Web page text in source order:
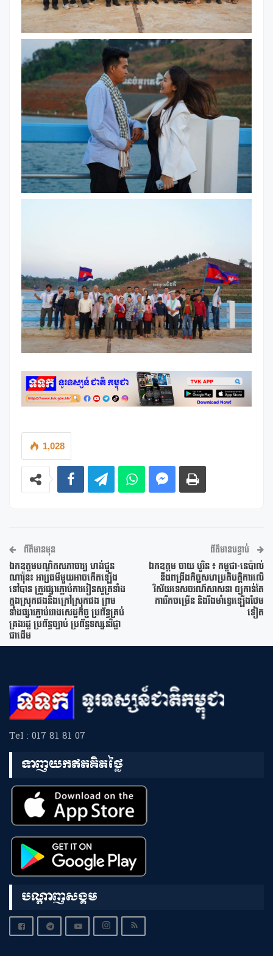
1,028
ព័ត៌មានមុន
ឯកឧត្តមបណ្ឌិតសភាចារ្យ ហង់ជួន
ណារ៉ុន៖ អារ្យធម៌មួយអាចកើតឡើង
ទៅបាន ត្រូវផ្សារភ្ជាប់ការរៀនសូត្រទាំង
ក្នុងស្រុកផងនិងក្រៅស្រុកផង ព្រម
ទាំងផ្សារភ្ជាប់រវាងសេដ្ឋកិច្ច ប្រព័ន្ធគ្រប់
គ្រងរដ្ឋ ប្រព័ន្ធច្បាប់ ប្រព័ន្ធទស្សនវិជ្ជា
ជាដើម
ព័ត៌មានបន្ទាប់
ឯកឧត្តម ចាយ បូរិន ៖ កម្ពុជា-នេប៉ាល់
នឹងពង្រឹងកិច្ចសហប្រតិបត្តិការលើ
វិស័យទេសចរណ៍សាសនា ឲ្យកាន់តែ
ការរីកចម្រើន និងរឹងមាំទ្វេរឡើងថែម
ទៀត
Tel : 017 81 81 07
ទាញយកឥតគិតថ្លៃ
បណ្តាញសង្គម